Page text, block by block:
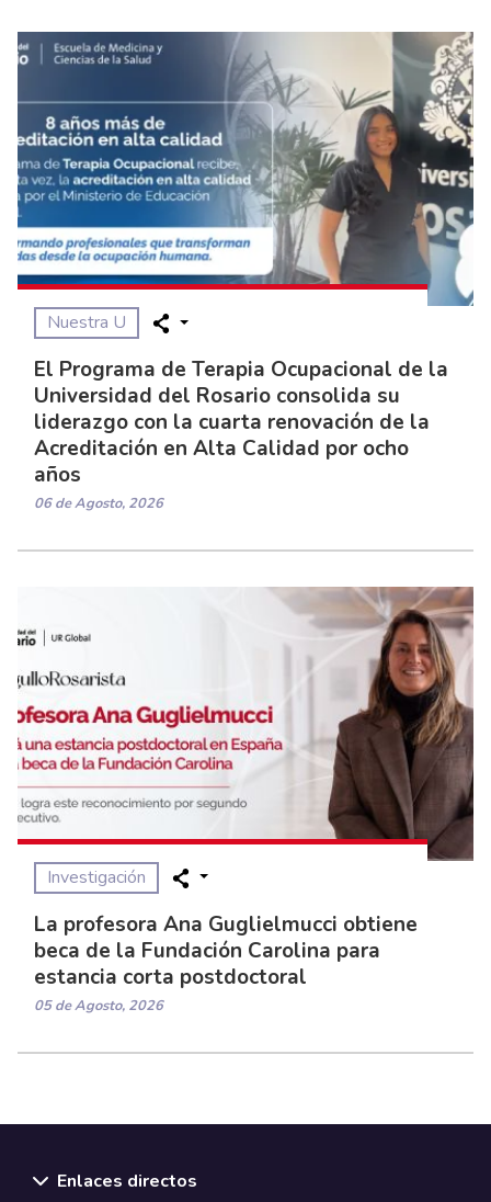
Nuestra U
El Programa de Terapia Ocupacional de la
Universidad del Rosario consolida su
liderazgo con la cuarta renovación de la
Acreditación en Alta Calidad por ocho
años
06 de Agosto, 2026
Investigación
La profesora Ana Guglielmucci obtiene
beca de la Fundación Carolina para
estancia corta postdoctoral
05 de Agosto, 2026
Enlaces directos